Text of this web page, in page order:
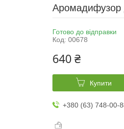
Готово до відправки
Код: 00678
640 ₴
Купити
+380 (63) 748-00-